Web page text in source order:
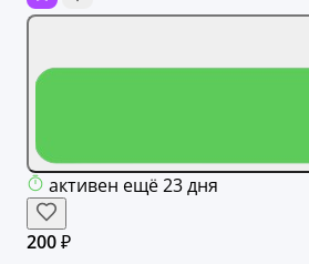
активен ещё 23 дня
200 ₽